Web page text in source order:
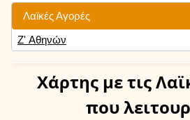
Λαϊκές Αγορές
Ζ' Αθηνών
Χάρτης με τις
που